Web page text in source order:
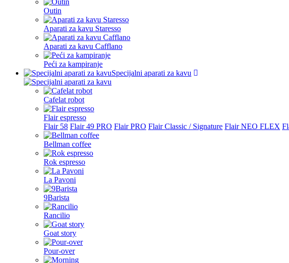
Outin
Aparati za kavu Staresso
Aparati za kavu Cafflano
Peći za kampiranje
Specijalni aparati za kavu
Cafelat robot
Flair espresso
Flair 58 Flair 49 PRO Flair PRO Flair Classic / Signature Flair NEO FLEX
Bellman coffee
Rok espresso
La Pavoni
9Barista
Rancilio
Goat story
Pour-over